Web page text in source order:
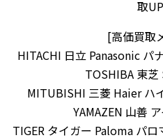
取
[高価買取
HITACHI 日立 Panasonic パ
TOSHIBA 東芝
MITUBISHI 三菱 Haier ハ
YAMAZEN 山善
TIGER タイガー Paloma パ